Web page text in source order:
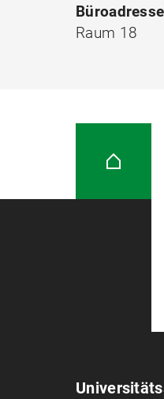
Raum 18